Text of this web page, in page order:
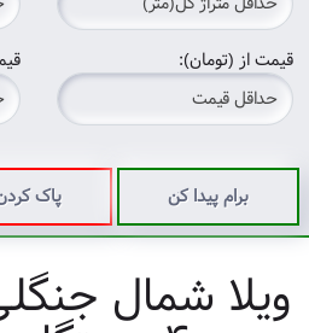
قیمت از (تومان):
برام پیدا کن پاک
ویلا شمال